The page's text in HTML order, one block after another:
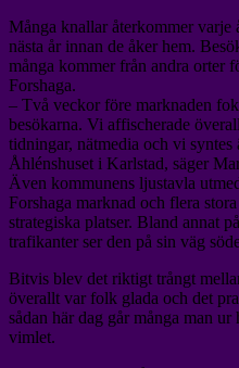
Många knallar återkommer
nästa år innan de åker hem.
många kommer från andra orter
Forshaga.
– Två veckor före marknaden
besökarna. Vi affischerade
tidningar, nätmedia och vi
Åhlénshuset i Karlstad, säger
Även kommunens ljustavla
Forshaga marknad och flera
strategiska platser. Bland annat
trafikanter ser den på sin väg
Bitvis blev det riktigt trångt
överallt var folk glada och det
sådan här dag går många man
vimlet.